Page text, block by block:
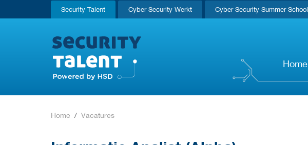
Security Talent Cyber Security Werkt Cyber Security Summer School
Home
Home Vacatures